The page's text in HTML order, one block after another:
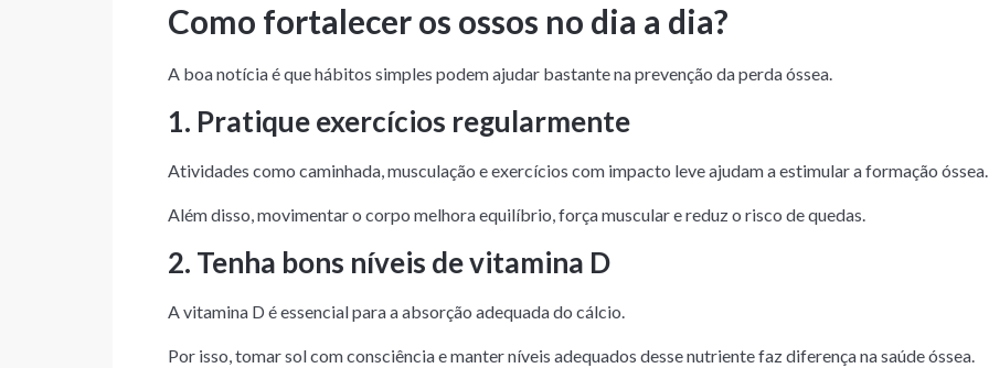
Como fortalecer os ossos no dia a dia?
A boa notícia é que hábitos simples podem ajudar bastante na prevenção da perda óssea.
1. Pratique exercícios regularmente
Atividades como caminhada, musculação e exercícios com impacto leve ajudam a estimular a formação óssea.
Além disso, movimentar o corpo melhora equilíbrio, força muscular e reduz o risco de quedas.
2. Tenha bons níveis de vitamina D
A vitamina D é essencial para a absorção adequada do cálcio.
Por isso, tomar sol com consciência e manter níveis adequados desse nutriente faz diferença na saúde óssea.